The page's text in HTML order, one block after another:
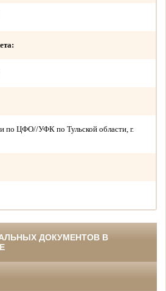
ЦФО//УФК по Тульской области, г.
ДОКУМЕНТОВ В